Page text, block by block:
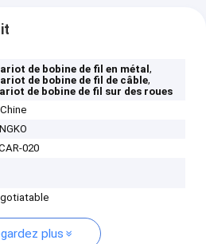
de bobine de fil en métal,
de bobine de fil de câble,
de bobine de fil sur des roues
020
plus